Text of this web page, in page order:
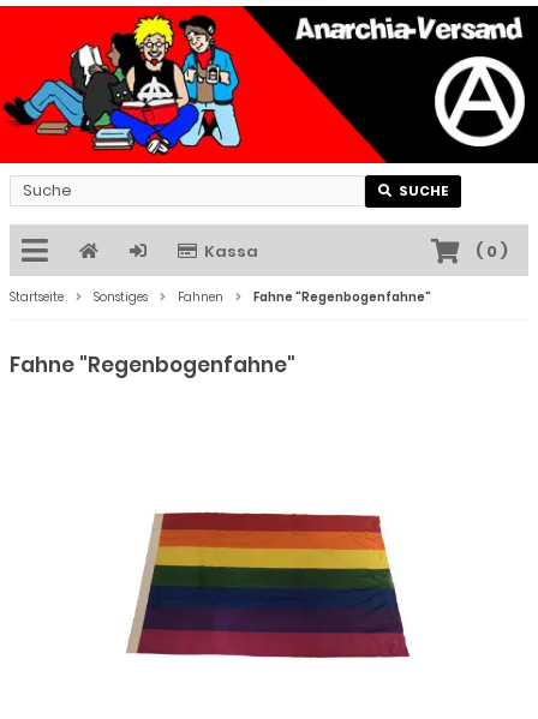
SUCHE
Kassa ( 0)
Startseite Sonstiges Fahnen Fahne "Regenbogenfahne"
Fahne "Regenbogenfahne"